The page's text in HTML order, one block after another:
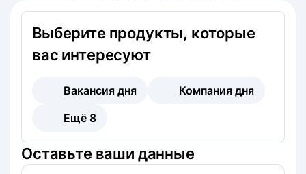
Выберите продукты, которые
вас интересуют
Вакансия дня
Компания дня
Ещё 8
Оставьте ваши данные